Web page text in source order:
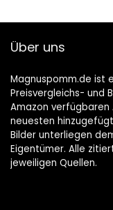
agegerät für
Hause und im
Über uns
Magnuspomm.de ist
Preisvergleichs- und
Amazon
neuesten
Bilder unterliegen
Eigentümer. Alle
jeweiligen Quellen.